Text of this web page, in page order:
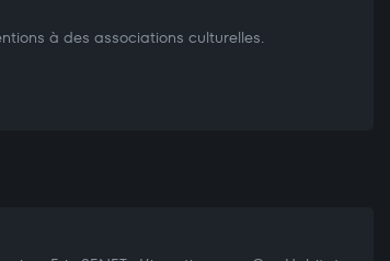
à des associations culturelles.